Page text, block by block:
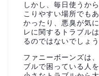
しかし、毎日使うか
こりやすい場所でも
かったり、悪臭が気
レに関するトラブル
るのではないでしょう
ファニーボーンズは
ブルで困っている人